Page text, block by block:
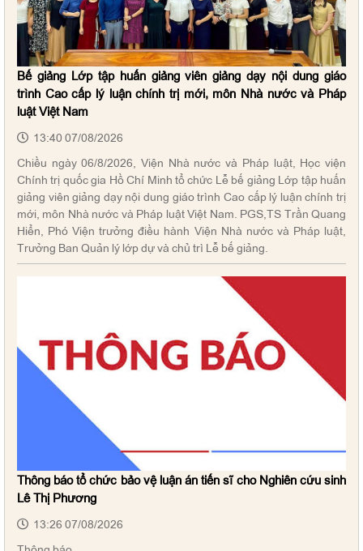
Bế giảng Lớp tập huấn giảng viên giảng dạy nội dung giáo
trình Cao cấp lý luận chính trị mới, môn Nhà nước và Pháp
luật Việt Nam
13:40 07/08/2026
Chiều ngày 06/8/2026, Viện Nhà nước và Pháp luật, Học viện
Chính trị quốc gia Hồ Chí Minh tổ chức Lễ bế giảng Lớp tập huấn
giảng viên giảng dạy nội dung giáo trình Cao cấp lý luận chính trị
mới, môn Nhà nước và Pháp luật Việt Nam. PGS,TS Trần Quang
Hiển, Phó Viện trưởng điều hành Viện Nhà nước và Pháp luật,
Trưởng Ban Quản lý lớp dự và chủ trì Lễ bế giảng.
Thông báo tổ chức bảo vệ luận án tiến sĩ cho Nghiên cứu sinh
Lê Thị Phương
13:26 07/08/2026